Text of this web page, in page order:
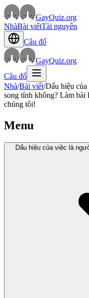
GayQuiz.org
NhàBài viếtTài nguyên
Câu đố
GayQuiz.org
Câu đố
Nhà/Bài viết/Dấu hiệu
song tính không? Làm bài
chúng tôi!
Menu
Dấu hiệu của việc là